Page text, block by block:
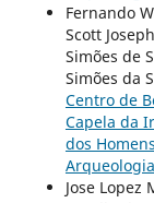
Fernando
Scott
Simões de
Simões da
Centro de
Capela da
dos
Jose Lopez